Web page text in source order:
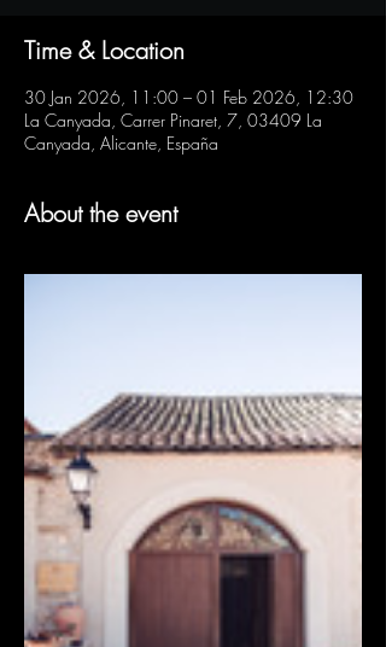
Time & Location
30 Jan 2026, 11:00 – 01 Feb 2026, 12:30
La Canyada, Carrer Pinaret, 7, 03409 La
Canyada, Alicante, España
About the event